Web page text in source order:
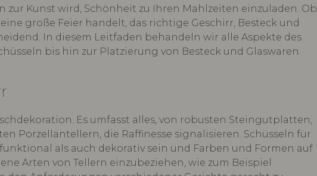
zur Kunst wird, Schönheit zu Ihren Mahlzeiten einzuladen. Ob
große Feier handelt, das richtige Geschirr, Besteck und
In diesem Leitfaden behandeln wir alle Aspekte des
bis hin zur Platzierung von Besteck und Glaswaren.
Es umfasst alles, von robusten Steingutplatten,
Porzellantellern, die Raffinesse signalisieren. Schüsseln für
als auch dekorativ sein und Farben und Formen auf
Arten von Tellern einzubeziehen, wie zum Beispiel